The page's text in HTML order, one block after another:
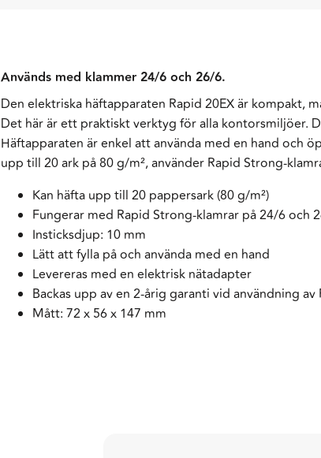
Används med klammer 24/6 och 26/6.
Den elektriska häftapparaten Rapid 20EX är kompakt,
Det här är ett praktiskt verktyg för alla kontorsmiljöer.
Häftapparaten är enkel att använda med en hand och
upp till 20 ark på 80 g/m², använder Rapid Strong-
Kan häfta upp till 20 pappersark (80 g/m²)
Fungerar med Rapid Strong-klamrar på 24/6 och
Insticksdjup: 10 mm
Lätt att fylla på och använda med en hand
Levereras med en elektrisk nätadapter
Backas upp av en 2-årig garanti vid användning av
Mått: 72 x 56 x 147 mm